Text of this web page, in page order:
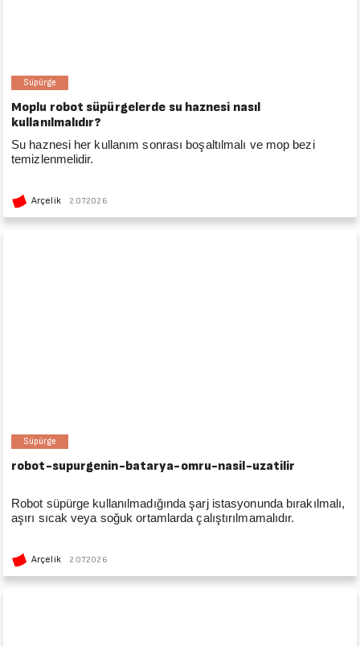
Süpürge
Moplu robot süpürgelerde su haznesi nasıl
kullanılmalıdır?
Su haznesi her kullanım sonrası boşaltılmalı ve mop bezi
temizlenmelidir.
Arçelik 2.07.2026
Süpürge
robot-supurgenin-batarya-omru-nasil-uzatilir
Robot süpürge kullanılmadığında şarj istasyonunda bırakılmalı,
aşırı sıcak veya soğuk ortamlarda çalıştırılmamalıdır.
Arçelik 2.07.2026